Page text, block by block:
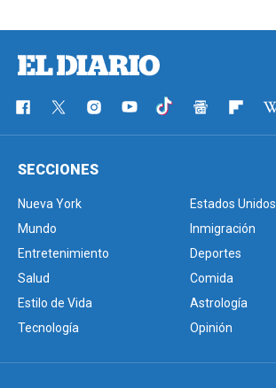
SECCIONES
Nueva York
Estados Unidos
Mundo
Inmigración
Entretenimiento
Deportes
Salud
Comida
Estilo de Vida
Astrología
Tecnología
Opinión